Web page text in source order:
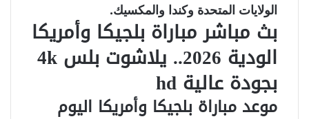
الولايات المتحدة وكندا والمكسيك.
بث مباشر مباراة بلجيكا وأمريكا
الودية 2026.. يلاشوت بلس 4k
بجودة عالية hd
موعد مباراة بلجيكا وأمريكا اليوم